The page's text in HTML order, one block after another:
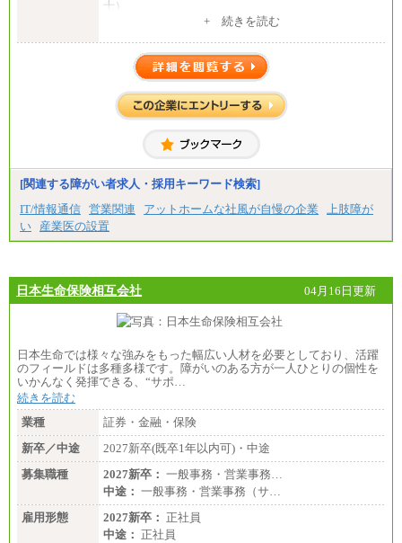
士）
いません。
※一般事務職種（CS職）の大学院修了者は大学卒の
金額を最低額とし、
たします。
中途：
記を再下限としてご経験に応じた金額となります。
（1）【正社員】一般事務職種（CS職）：月給255,00
0円（大学卒）
※試用期間も同額
+ 続きを読む
[関連する障がい者求人・採用キーワード検索]
IT/情報通信 営業関連 アットホームな社風が自慢の企業
上肢障が
い
産業医の設置
日本生命保険相互会社 04月16日更新
日本生命では様々な強みをもった幅広い人材を必要としており、活躍
のフィールドは多種多様です。障がいのある方が一人ひとりの個性を
いかんなく発揮できる、“サポ…
続きを読む
業種
証券・金融・保険
新卒／中途
2027新卒(既卒1年以内可)・中途
募集職種
2027新卒： 一般事務・営業事務…
中途： 一般事務・営業事務（サ…
雇用形態
2027新卒： 正社員
中途： 正社員